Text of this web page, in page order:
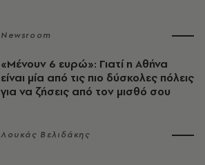
Newsroom
«Μένουν 6 ευρώ»: Γιατί η Αθήνα
είναι μία από τις πιο δύσκολες πόλεις
για να ζήσεις από τον μισθό σου
Λουκάς Βελιδάκης